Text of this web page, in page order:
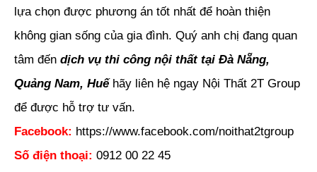
lựa chọn được phương án tốt nhất để hoàn thiện
không gian sống của gia đình. Quý anh chị đang quan
tâm đến dịch vụ thi công nội thất tại Đà Nẵng,
Quảng Nam, Huếhãy liên hệ ngay Nội Thất 2T Group
để được hỗ trợ tư vấn.
Facebook: https://www.facebook.com/noithat2tgroup
Số điện thoại: 0912 00 22 45